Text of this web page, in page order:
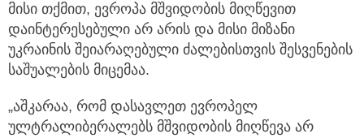
მისი თქმით, ევროპა მშვიდობის მიღწევით
დაინტერესებული არ არის და მისი მიზანი
უკრაინის შეიარაღებული ძალებისთვის შესვენების
საშუალების მიცემაა.
„აშკარაა, რომ დასავლეთ ევროპელ
ულტრალიბერალებს მშვიდობის მიღწევა არ